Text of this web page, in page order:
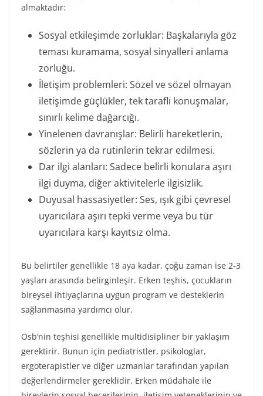
almaktadır:
Sosyal etkileşimde zorluklar: Başkalarıyla göz
teması kuramama, sosyal sinyalleri anlama
zorluğu.
İletişim problemleri: Sözel ve sözel olmayan
iletişimde güçlükler, tek taraflı konuşmalar,
sınırlı kelime dağarcığı.
Yinelenen davranışlar: Belirli hareketlerin,
sözlerin ya da rutinlerin tekrar edilmesi.
Dar ilgi alanları: Sadece belirli konulara aşırı
ilgi duyma, diğer aktivitelerle ilgisizlik.
Duyusal hassasiyetler: Ses, ışık gibi çevresel
uyarıcılara aşırı tepki verme veya bu tür
uyarıcılara karşı kayıtsız olma.
Bu belirtiler genellikle 18 aya kadar, çoğu zaman ise 2-3
yaşları arasında belirginleşir. Erken teşhis, çocukların
bireysel ihtiyaçlarına uygun program ve desteklerin
sağlanmasına yardımcı olur.
Osb’nin teşhisi genellikle multidisipliner bir yaklaşım
gerektirir. Bunun için pediatristler, psikologlar,
ergoterapistler ve diğer uzmanlar tarafından yapılan
değerlendirmeler gereklidir. Erken müdahale ile